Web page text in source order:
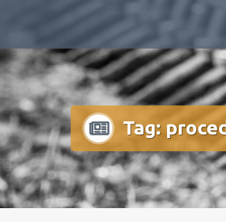
mestboete.nl
Tag: